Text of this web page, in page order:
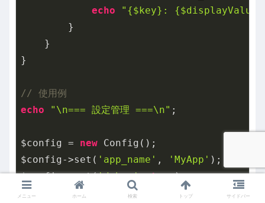
echo
"{$key}:
        }
    }
}
// 使用例
echo
"\n=== 設定管理 ===\n" ;
$config = new Config();
$config->set( 'app_name' , 'MyApp' );
$config->set('debug', true);
$config->set(
'database' 'host' =>
メニュー ホーム 検索 トップ サイドバー